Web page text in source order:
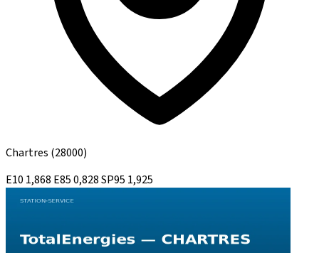
Chartres (28000)
E10 1,868 E850,828SP95 1,925